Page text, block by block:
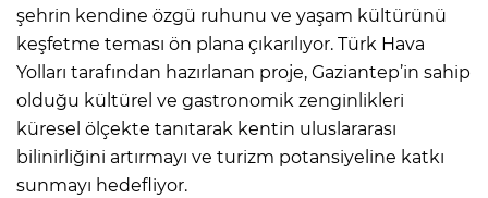
şehrin kendine özgü ruhunu ve yaşam kültürünü
keşfetme teması ön plana çıkarılıyor. Türk Hava
Yolları tarafından hazırlanan proje, Gaziantep’in sahip
olduğu kültürel ve gastronomik zenginlikleri
küresel ölçekte tanıtarak kentin uluslararası
bilinirliğini artırmayı ve turizm potansiyeline katkı
sunmayı hedefliyor.